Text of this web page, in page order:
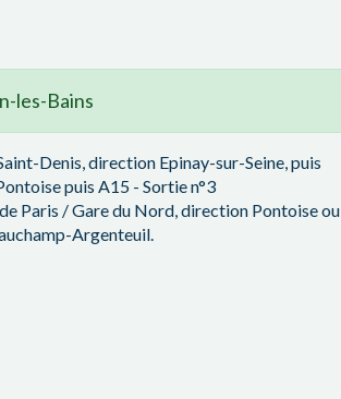
les-Bains
Denis, direction Epinay-sur-Seine, puis
puis A15 - Sortie n°3
Paris / Gare du Nord, direction Pontoise ou
Argenteuil.